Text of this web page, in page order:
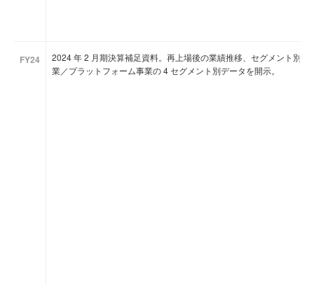
FY24
2024 年 2 月期決算補足資料。再上場後の業績推移、セグメント別
業／プラットフォーム事業の 4 セグメント別データを開示。